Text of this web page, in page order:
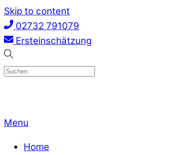
Skip to content
02732 791079
Ersteinschätzung
Menu
Home